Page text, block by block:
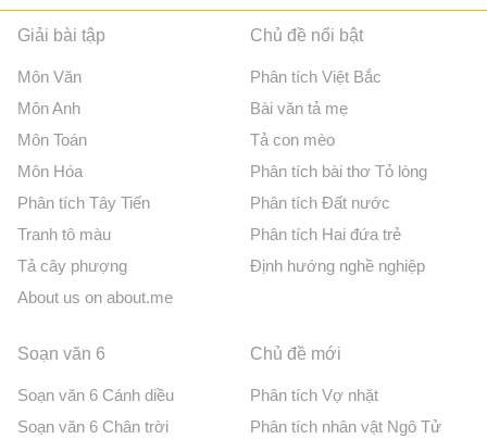
Giải bài tập
Môn Văn
Môn Anh
Môn Toán
Môn Hóa
Phân tích Tây Tiến
Tranh tô màu
Tả cây phượng
About us on about.me
Chủ đề nổi bật
Phân tích Việt Bắc
Bài văn tả mẹ
Tả con mèo
Phân tích bài thơ Tỏ lòng
Phân tích Đất nước
Phân tích Hai đứa trẻ
Định hướng nghề nghiệp
Soạn văn 6
Soạn văn 6 Cánh diều
Soạn văn 6 Chân trời
Chủ đề mới
Phân tích Vợ nhặt
Phân tích nhân vật Ngô Tử